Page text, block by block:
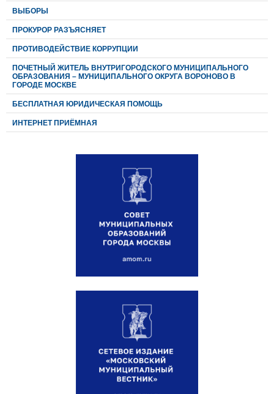
ВЫБОРЫ
ПРОКУРОР РАЗЪЯСНЯЕТ
ПРОТИВОДЕЙСТВИЕ КОРРУПЦИИ
ПОЧЕТНЫЙ ЖИТЕЛЬ ВНУТРИГОРОДСКОГО МУНИЦИПАЛЬНОГО
ОБРАЗОВАНИЯ – МУНИЦИПАЛЬНОГО ОКРУГА ВОРОНОВО В
ГОРОДЕ МОСКВЕ
БЕСПЛАТНАЯ ЮРИДИЧЕСКАЯ ПОМОЩЬ
ИНТЕРНЕТ ПРИЁМНАЯ